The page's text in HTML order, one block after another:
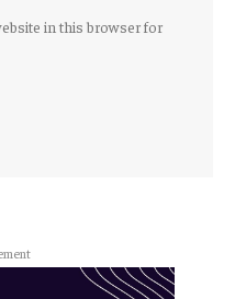
in this browser for